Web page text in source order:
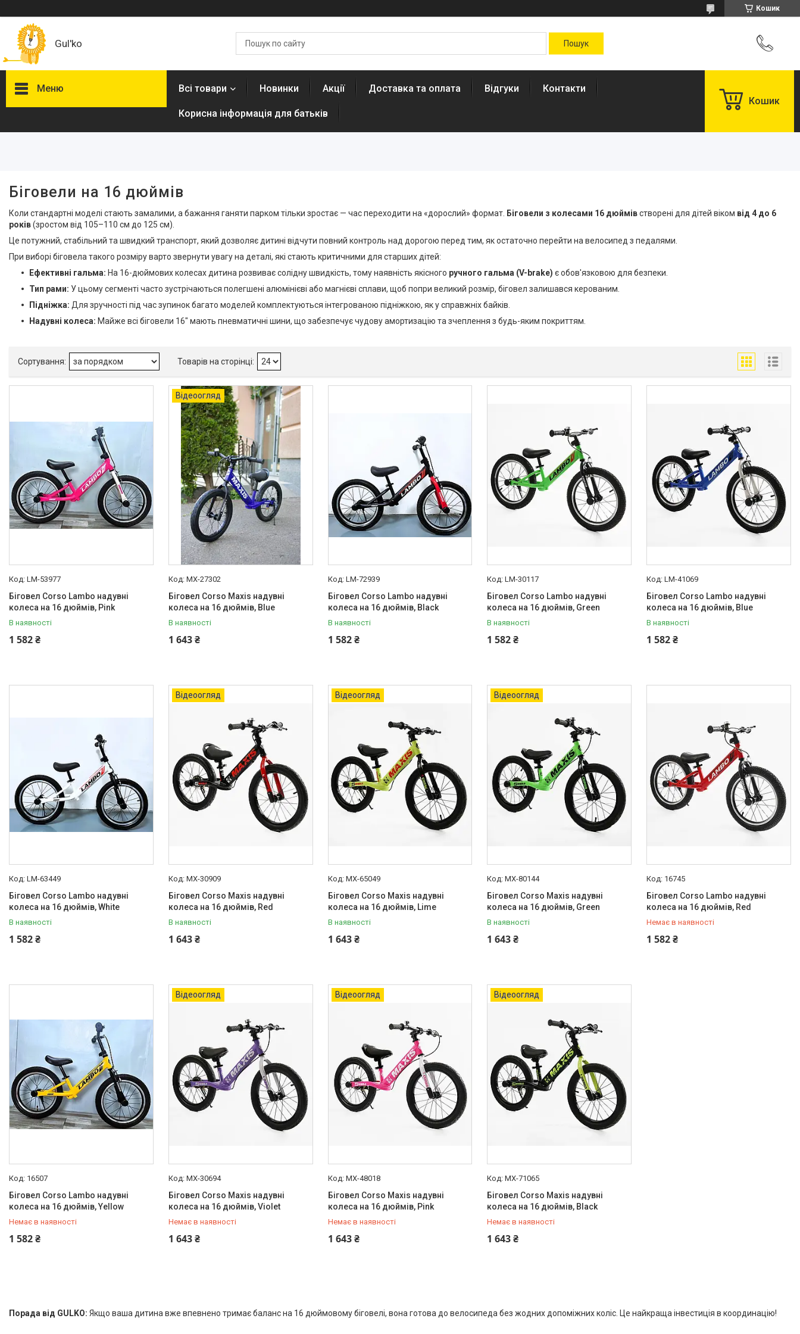
Кошик
Gul'ko
Меню
В наявності 9
Про нас
Акційні пропозиції
Новинки
Товари
Підбірка товарів для малюка
до року (7000 грн)
Автокрісла
Дитячий транспорт
Засоби особистої гігієни
Дитяче харчування
Одяг дитячий
Переноски для дітей
Дитяча безпека
Валізи дитячі
Надувна продукція для дітей
Корисна інформація для
батьків
Всі товари Новинки Акції Доставка та оплата Відгуки Контакти
Корисна інформація для батьків
Кошик
Біговели на 16 дюймів
Коли стандартні моделі стають замалими, а бажання ганяти парком тільки зростає — час переходити на «дорослий» формат. Біговели з колесами 16 дюймівстворені для дітей віком від 4 до 6
років(зростом від 105–110 см до 125 см).
Це потужний, стабільний та швидкий транспорт, який дозволяє дитині відчути повний контроль над дорогою перед тим, як остаточно перейти на велосипед з педалями.
При виборі біговела такого розміру варто звернути увагу на деталі, які стають критичними для старших дітей:
Ефективні гальма: На 16-дюймових колесах дитина розвиває солідну швидкість, тому наявність якісного ручного гальма (V-brake) є обов'язковою для безпеки.
Тип рами: У цьому сегменті часто зустрічаються полегшені алюмінієві або магнієві сплави, щоб попри великий розмір, біговел залишався керованим.
Підніжка: Для зручності під час зупинок багато моделей комплектуються інтегрованою підніжкою, як у справжніх байків.
Надувні колеса: Майже всі біговели 16" мають пневматичні шини, що забезпечує чудову амортизацію та зчеплення з будь-яким покриттям.
LM-53977
Біговел Corso Lambo надувні
колеса на 16 дюймів, Pink
В наявності
1 582 ₴
Відеоогляд
MX-27302
Біговел Corso Maxis надувні
колеса на 16 дюймів, Blue
В наявності
1 643 ₴
LM-72939
Біговел Corso Lambo надувні
колеса на 16 дюймів, Black
В наявності
1 582 ₴
LM-30117
Біговел Corso Lambo надувні
колеса на 16 дюймів, Green
В наявності
1 582 ₴
LM-41069
Біговел Corso Lambo надувні
колеса на 16 дюймів, Blue
В наявності
1 582 ₴
LM-63449
Біговел Corso Lambo надувні
колеса на 16 дюймів, White
В наявності
1 582 ₴
Відеоогляд
MX-30909
Біговел Corso Maxis надувні
колеса на 16 дюймів, Red
В наявності
1 643 ₴
Відеоогляд
MX-65049
Біговел Corso Maxis надувні
колеса на 16 дюймів, Lime
В наявності
1 643 ₴
Відеоогляд
MX-80144
Біговел Corso Maxis надувні
колеса на 16 дюймів, Green
В наявності
1 643 ₴
16745
Біговел Corso Lambo надувні
колеса на 16 дюймів, Red
Немає в наявності
1 582 ₴
+380 (97) 778-20-70
16507
Біговел Corso Lambo надувні
колеса на 16 дюймів, Yellow
Немає в наявності
1 582 ₴
+380 (97) 778-20-70
Відеоогляд
MX-30694
Біговел Corso Maxis надувні
колеса на 16 дюймів, Violet
Немає в наявності
1 643 ₴
+380 (97) 778-20-70
Відеоогляд
MX-48018
Біговел Corso Maxis надувні
колеса на 16 дюймів, Pink
Немає в наявності
1 643 ₴
+380 (97) 778-20-70
Відеоогляд
MX-71065
Біговел Corso Maxis надувні
колеса на 16 дюймів, Black
Немає в наявності
1 643 ₴
+380 (97) 778-20-70
Порада від GULKO: Якщо ваша дитина вже впевнено тримає баланс на 16 дюймовому біговелі, вона готова до велосипеда без жодних допоміжних коліс. Це найкраща інвестиція в координацію!